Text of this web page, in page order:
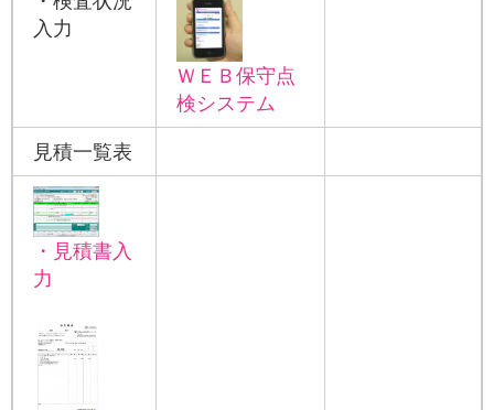
入力
ＷＥＢ保守点
検システム
見積一覧表
・見積書入
力